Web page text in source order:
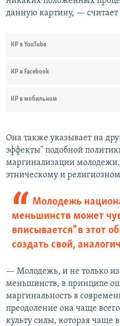
данную картину, — считает
КР в YouTube
КР в Facebook
КР в мобильном
Она также указывает на
эффекты" подобной
маргинализации молодежи,
этническому и
Молодежь
меньшинств может
вписывается" в этот
создать свой,
— Молодежь, и не только
меньшинств, в принципе
маргинальность в
преодоление она чаще
культу силы, которая чаще